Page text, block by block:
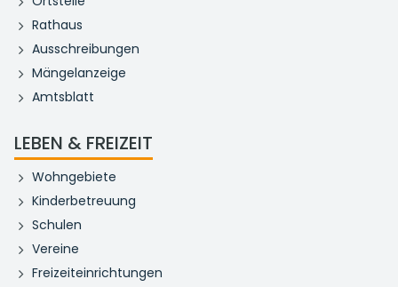
Rathaus
Ausschreibungen
Mängelanzeige
Amtsblatt
LEBEN & FREIZEIT
Wohngebiete
Kinderbetreuung
Schulen
Vereine
Freizeiteinrichtungen